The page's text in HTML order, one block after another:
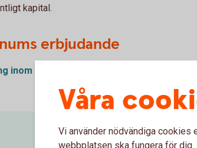
kapital.
erbjudande
inom SAF-LO
Våra
Vi använder nödvändiga cookies
webbplatsen ska fungera för